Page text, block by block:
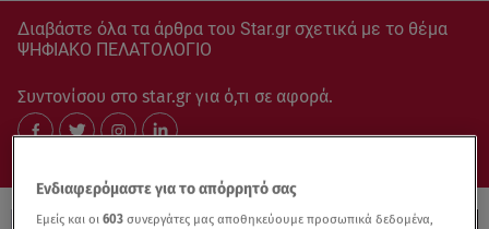
Διαβάστε όλα τα άρθρα του Star.gr σχετικά με το θέμα
ΨΗΦΙΑΚΟ ΠΕΛΑΤΟΛΟΓΙΟ
Συντονίσου στο star.gr για ό,τι σε αφορά.
Ενδιαφερόμαστε για το απόρρητό σας
Εμείς και οι603 συνεργάτες μας αποθηκεύουμε προσωπικά δεδομένα,